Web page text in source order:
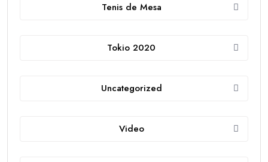
Tenis de Mesa
Tokio 2020
Uncategorized
Video